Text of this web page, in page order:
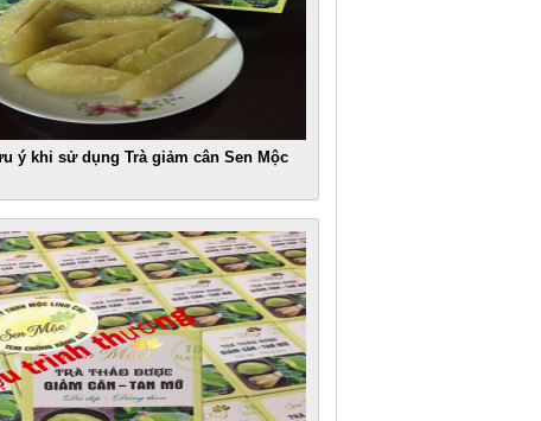
ý khi sử dụng Trà giảm cân Sen Mộc